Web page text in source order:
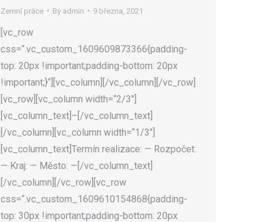
Zemní práce By admin 9 března, 2021
[vc_row
css=“.vc_custom_1609609873366{padding-
top: 20px !important;padding-bottom: 20px
!important;}“][vc_column][/vc_column][/vc_row]
[vc_row][vc_column width=“2/3″]
[vc_column_text]–[/vc_column_text]
[/vc_column][vc_column width=“1/3″]
[vc_column_text]Termín realizace: — Rozpočet:
— Kraj: — Město: —[/vc_column_text]
[/vc_column][/vc_row][vc_row
css=“.vc_custom_1609610154868{padding-
top: 30px !important;padding-bottom: 20px